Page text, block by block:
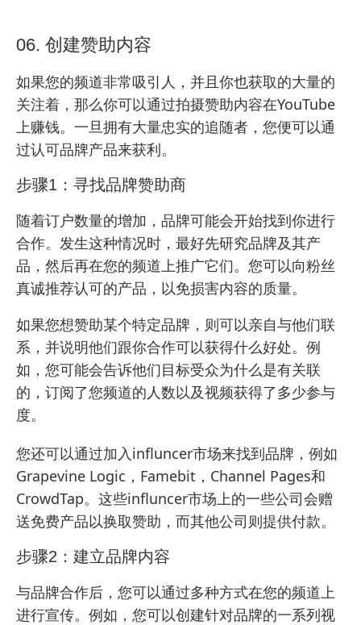
06. 创建赞助内容
如果您的频道非常吸引人，并且你也获取的大量的
关注着，那么你可以通过拍摄赞助内容在YouTube
上赚钱。一旦拥有大量忠实的追随者，您便可以通
过认可品牌产品来获利。
步骤1：寻找品牌赞助商
随着订户数量的增加，品牌可能会开始找到你进行
合作。发生这种情况时，最好先研究品牌及其产
品，然后再在您的频道上推广它们。您可以向粉丝
真诚推荐认可的产品，以免损害内容的质量。
如果您想赞助某个特定品牌，则可以亲自与他们联
系，并说明他们跟你合作可以获得什么好处。例
如，您可能会告诉他们目标受众为什么是有关联
的，订阅了您频道的人数以及视频获得了多少参与
度。
您还可以通过加入influncer市场来找到品牌，例如
Grapevine Logic，Famebit，Channel Pages和
CrowdTap。这些influncer市场上的一些公司会赠
送免费产品以换取赞助，而其他公司则提供付款。
步骤2：建立品牌内容
与品牌合作后，您可以通过多种方式在您的频道上
进行宣传。例如，您可以创建针对品牌的一系列视